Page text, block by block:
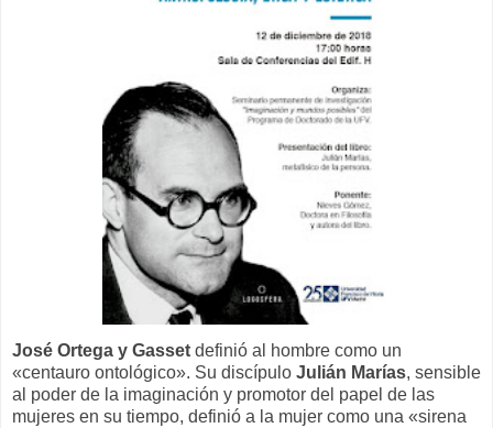
José Ortega y Gasset definió al hombre como un
«centauro ontológico». Su discípulo Julián Marías, sensible
al poder de la imaginación y promotor del papel de las
mujeres en su tiempo, definió a la mujer como una «sirena